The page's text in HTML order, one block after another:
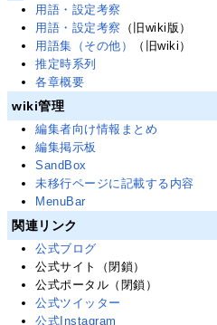
用語・設定考察
用語・設定考察
（旧wiki版）
用語集（その他）
（旧wiki）
推定時系列
各章概要
wiki管理
編集者向け情報まとめ
編集掲示板
SandBox
未移行ページに記載する内容
MenuBar
関連リンク
公式ブログ
公式サイト（閉鎖）
公式ポータル（閉鎖）
公式ツイッター
公式Instagram